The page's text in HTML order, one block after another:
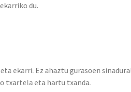
du.
ekarri. Ez ahaztu gurasoen sinadura!
txartela eta hartu txanda.